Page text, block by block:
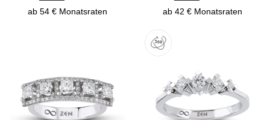
ab 54 € Monatsraten
ab 42 € Monatsraten